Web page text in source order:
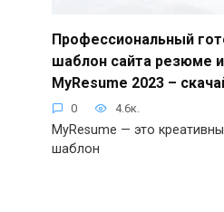
Профессиональный
шаблон сайта резюме
MyResume 2023 –
0 4.6к.
MyResume — это
шаблон